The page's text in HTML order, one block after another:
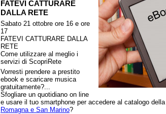
FATEVI CATTURARE
DALLA RETE
Sabato 21 ottobre ore 16 e ore
17
FATEVI CATTURARE DALLA
RETE
Come utilizzare al meglio i
servizi di ScopriRete
Vorresti prendere a prestito
ebook e scaricare musica
gratuitamente?...
Sfogliare un quotidiano on line
e usare il tuo smartphone per accedere al catalogo della
Romagna e San Marino?